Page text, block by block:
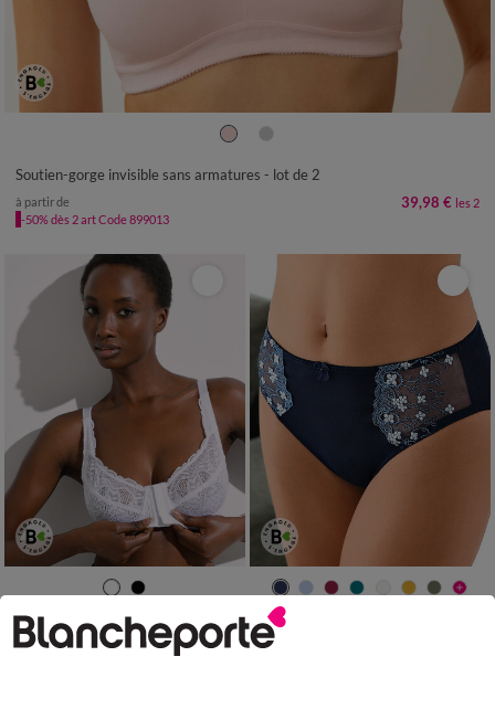
Soutien-gorge invisible sans armatures - lot de 2
à partir de 39,98 € les 2
-50% dès 2 art Code 899013
Soutien-gorge dentelle ouverture devant - avec armatures
38/40 42/44 46/48
50/52